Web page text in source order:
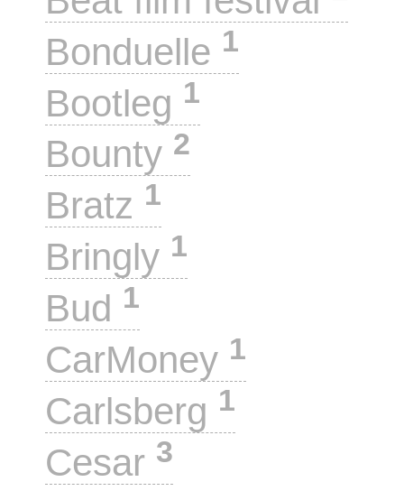
Bonduelle 1
Bootleg 1
Bounty 2
Bratz 1
Bringly 1
Bud 1
CarMoney 1
Carlsberg 1
Cesar 3